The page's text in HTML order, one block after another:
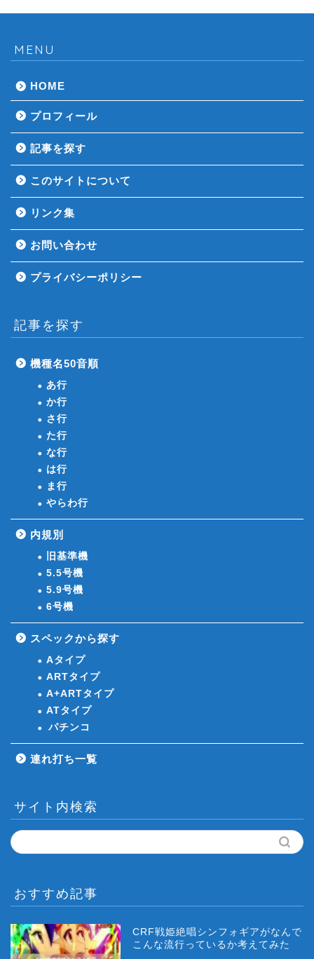
MENU
HOME
プロフィール
記事を探す
このサイトについて
リンク集
お問い合わせ
プライバシーポリシー
記事を探す
機種名50音順
あ行
か行
さ行
た行
な行
は行
ま行
やらわ行
内規別
旧基準機
5.5号機
5.9号機
6号機
スペックから探す
Aタイプ
ARTタイプ
A+ARTタイプ
ATタイプ
パチンコ
連れ打ち一覧
サイト内検索
おすすめ記事
CRF戦姫絶唱シンフォギアがなんで
こんな流行っているか考えてみた